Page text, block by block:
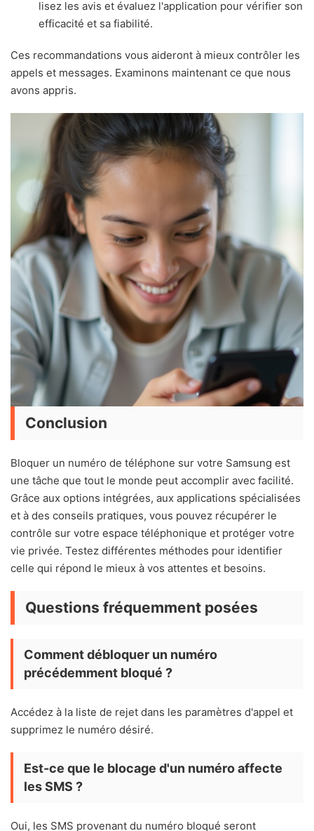
lisez les avis et évaluez l'application pour vérifier son
efficacité et sa fiabilité.
Ces recommandations vous aideront à mieux contrôler les
appels et messages. Examinons maintenant ce que nous
avons appris.
Conclusion
Bloquer un numéro de téléphone sur votre Samsung est
une tâche que tout le monde peut accomplir avec facilité.
Grâce aux options intégrées, aux applications spécialisées
et à des conseils pratiques, vous pouvez récupérer le
contrôle sur votre espace téléphonique et protéger votre
vie privée. Testez différentes méthodes pour identifier
celle qui répond le mieux à vos attentes et besoins.
Questions fréquemment posées
Comment débloquer un numéro
précédemment bloqué ?
Accédez à la liste de rejet dans les paramètres d'appel et
supprimez le numéro désiré.
Est-ce que le blocage d'un numéro affecte
les SMS ?
Oui, les SMS provenant du numéro bloqué seront